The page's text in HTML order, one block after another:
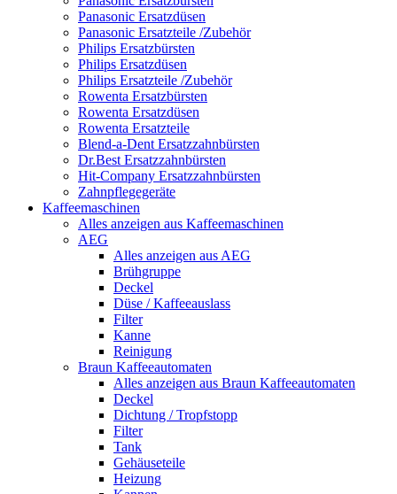
Panasonic Ersatzdüsen
Panasonic Ersatzteile /Zubehör
Philips Ersatzbürsten
Philips Ersatzdüsen
Philips Ersatzteile /Zubehör
Rowenta Ersatzbürsten
Rowenta Ersatzdüsen
Rowenta Ersatzteile
Blend-a-Dent Ersatzzahnbürsten
Dr.Best Ersatzzahnbürsten
Hit-Company Ersatzzahnbürsten
Zahnpflegegeräte
Kaffeemaschinen
Alles anzeigen aus Kaffeemaschinen
AEG
Alles anzeigen aus AEG
Brühgruppe
Deckel
Düse / Kaffeeauslass
Filter
Kanne
Reinigung
Braun Kaffeeautomaten
Alles anzeigen aus Braun Kaffeeautomaten
Deckel
Dichtung / Tropfstopp
Filter
Tank
Gehäuseteile
Heizung